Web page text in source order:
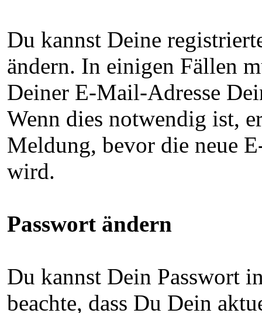
Du kannst Deine
ändern. In einigen Fällen
Deiner E-Mail-Adresse
Wenn dies notwendig ist,
Meldung, bevor die neue
wird.
Passwort ändern
Du kannst Dein Passwort
beachte, dass Du Dein